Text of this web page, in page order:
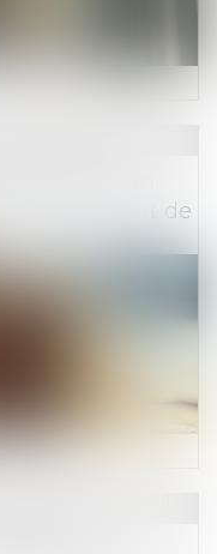
dans un
le transfert de